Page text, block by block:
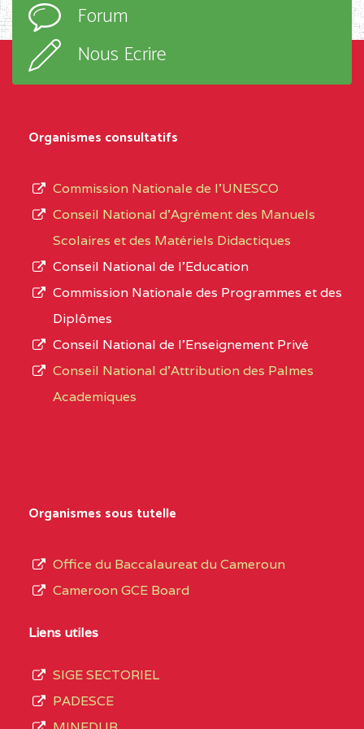
D'ENSEIGNEMENT
PROFESSIONNEL
(CEGEP) STE FOI BP
:4740 YAOUNDE
CENTRE
COLLEGE PANAFRICAIN
DE L'EXCELLENCE BP
CENTRE
COLLEGE PRIVE
CENTRE
COLLEGE PRIVE LAIC
SAINT MICHEL
CENTRE
d’enseignement,
type
L’offre
d’éducation
de
du
de
septembre
Forum
Nous Ecrire
Organismes consultatifs
Commission Nationale de l’UNESCO
Conseil National d’Agrément des Manuels
Scolaires et des Matériels Didactiques
Conseil National de l’Education
Commission Nationale des Programmes et des
Diplômes
Conseil National de l’Enseignement Privé
Conseil National d'Attribution des Palmes
Academiques
Organismes sous tutelle
Office du Baccalaureat du Cameroun
Cameroon GCE Board
Liens utiles
SIGE SECTORIEL
PADESCE